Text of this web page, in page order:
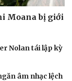
Moana bị giới
Nolan tái lập kỳ
âm nhạc lệch